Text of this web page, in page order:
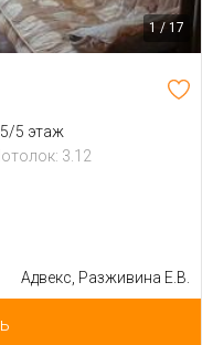
1 / 17
5/5 этаж
3.12
Адвекс, Разживина Е.В.